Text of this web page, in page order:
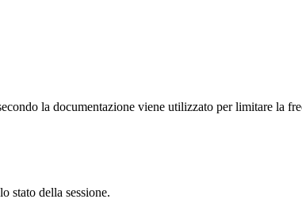
la documentazione viene utilizzato per limitare la
stato della sessione.